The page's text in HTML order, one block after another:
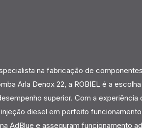
na fabricação de
Arla Denox 22, a ROBIEL é a
superior. Com a
diesel em perfeito
AdBlue e asseguram funcionamento